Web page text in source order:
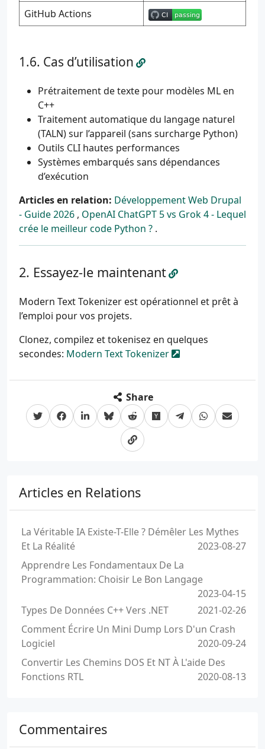
GitHub Actions
Cas d’utilisation
Prétraitement de texte pour modèles ML en
C++
Traitement automatique du langage naturel
(TALN) sur l’appareil (sans surcharge Python)
Outils CLI hautes performances
Systèmes embarqués sans dépendances
d’exécution
Articles en relation: Développement Web Drupal
- Guide 2026 , OpenAI ChatGPT 5 vs Grok 4 - Lequel
crée le meilleur code Python ? .
Essayez-le maintenant
Modern Text Tokenizer est opérationnel et prêt à
l’emploi pour vos projets.
Clonez, compilez et tokenisez en quelques
secondes: Modern Text Tokenizer
Share
Articles en Relations
La Véritable IA Existe-T-Elle ? Démêler Les Mythes
Et La Réalité
2023-08-27
Apprendre Les Fondamentaux De La
Programmation: Choisir Le Bon Langage
2023-04-15
Types De Données C++ Vers .NET
2021-02-26
Comment Écrire Un Mini Dump Lors D'un Crash
Logiciel
2020-09-24
Convertir Les Chemins DOS Et NT À L'aide Des
Fonctions RTL
2020-08-13
Commentaires